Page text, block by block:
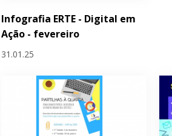
Infografia ERTE - Digital em
Ação - fevereiro
31.01.25